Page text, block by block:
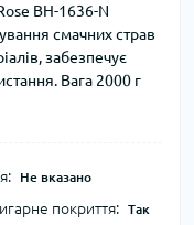
BH-1636-N
смачних страв
забезпечує
Вага 2000 г
Не вказано
покриття: Так